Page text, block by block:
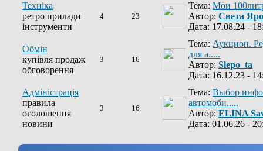
Техніка
ретро прилади
інструменти
4 23
Тема:Мои
Автор:Света
Дата: 17.08.24 -
Обмін
купівля продаж
обговорення
3 16
Тема: Аукцион.
для а.....
Автор:Slepo_ta
Дата: 16.12.23 -
Адміністрація
правила
оголошення
новини
3 16
Тема:Выбор
автомоби.....
Автор:ELINA
Дата: 01.06.26 -